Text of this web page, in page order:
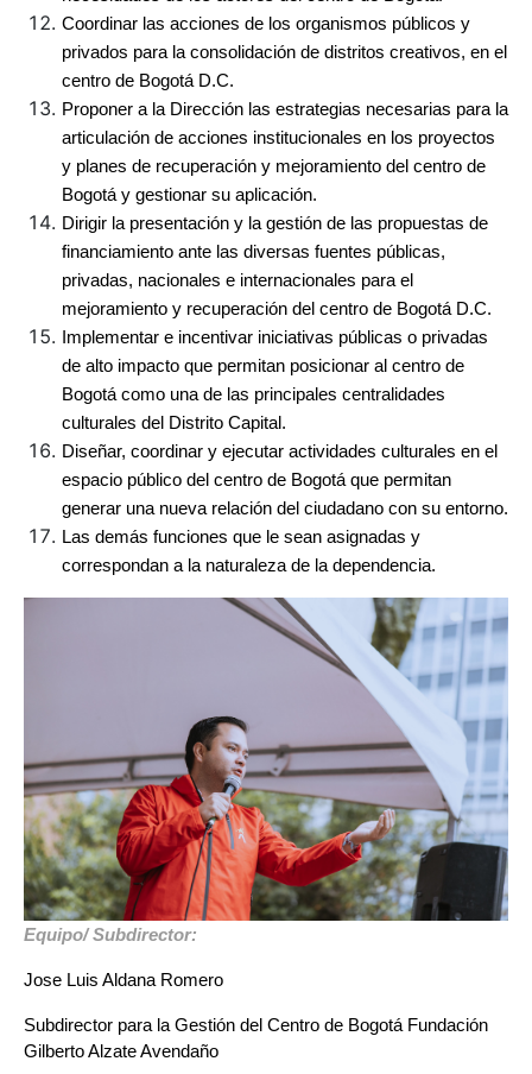
Coordinar las acciones de los organismos públicos y
privados para la consolidación de distritos creativos, en el
centro de Bogotá D.C.
Proponer a la Dirección las estrategias necesarias para la
articulación de acciones institucionales en los proyectos
y planes de recuperación y mejoramiento del centro de
Bogotá y gestionar su aplicación.
Dirigir la presentación y la gestión de las propuestas de
financiamiento ante las diversas fuentes públicas,
privadas, nacionales e internacionales para el
mejoramiento y recuperación del centro de Bogotá D.C.
Implementar e incentivar iniciativas públicas o privadas
de alto impacto que permitan posicionar al centro de
Bogotá como una de las principales centralidades
culturales del Distrito Capital.
Diseñar, coordinar y ejecutar actividades culturales en el
espacio público del centro de Bogotá que permitan
generar una nueva relación del ciudadano con su entorno.
Las demás funciones que le sean asignadas y
correspondan a la naturaleza de la dependencia.
Equipo/ Subdirector:
Jose Luis Aldana Romero
Subdirector para la Gestión del Centro de Bogotá Fundación
Gilberto Alzate Avendaño